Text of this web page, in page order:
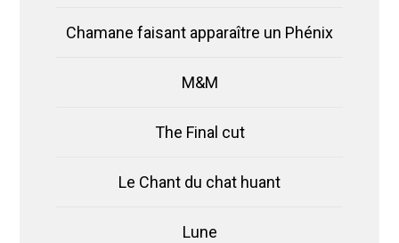
Chamane faisant apparaître un Phénix
M&M
The Final cut
Le Chant du chat huant
Lune